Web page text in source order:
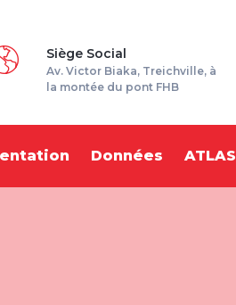
Siège Social
Av. Victor Biaka, Treichville, à
la montée du pont FHB
Données ATLAS